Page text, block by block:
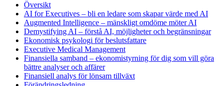
Översikt
AI for Executives – bli en ledare som skapar värde med AI
Augmented Intelligence – mänskligt omdöme möter AI
Demystifying AI – förstå AI, möjligheter och begränsningar
Ekonomisk psykologi för beslutsfattare
Executive Medical Management
Finansiella samband – ekonomistyrning för dig som vill göra
bättre analyser och affärer
Finansiell analys för lönsam tillväxt